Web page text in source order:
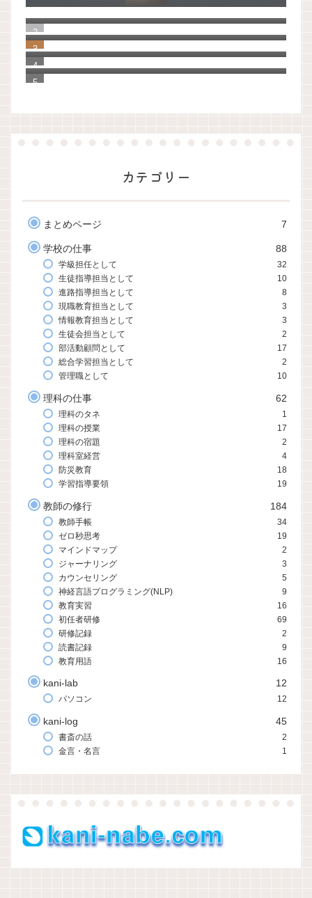
に決めました。
知らなかった！教員の夏季休暇の理由は３
つしかない。
【ゼロ秒思考】自分を大切に思えるように
なる100の質問
「Evernote」から「UpNote」へ20年分の
手帳とノートを移行してわかったこと
カテゴリー
まとめページ 7
学校の仕事 88
学級担任として
32
生徒指導担当として
10
進路指導担当として
8
現職教育担当として
3
情報教育担当として
3
生徒会担当として
2
部活動顧問として
17
総合学習担当として
2
管理職として
10
理科の仕事 62
理科のタネ
1
理科の授業
17
理科の宿題
2
理科室経営
4
防災教育
18
学習指導要領
19
教師の修行 184
教師手帳
34
ゼロ秒思考
19
マインドマップ
2
ジャーナリング
3
カウンセリング
5
神経言語プログラミング(NLP)
9
教育実習
16
初任者研修
69
研修記録
2
読書記録
9
教育用語
16
kani-lab 12
パソコン 12
kani-log 45
書斎の話
2
金言・名言
1